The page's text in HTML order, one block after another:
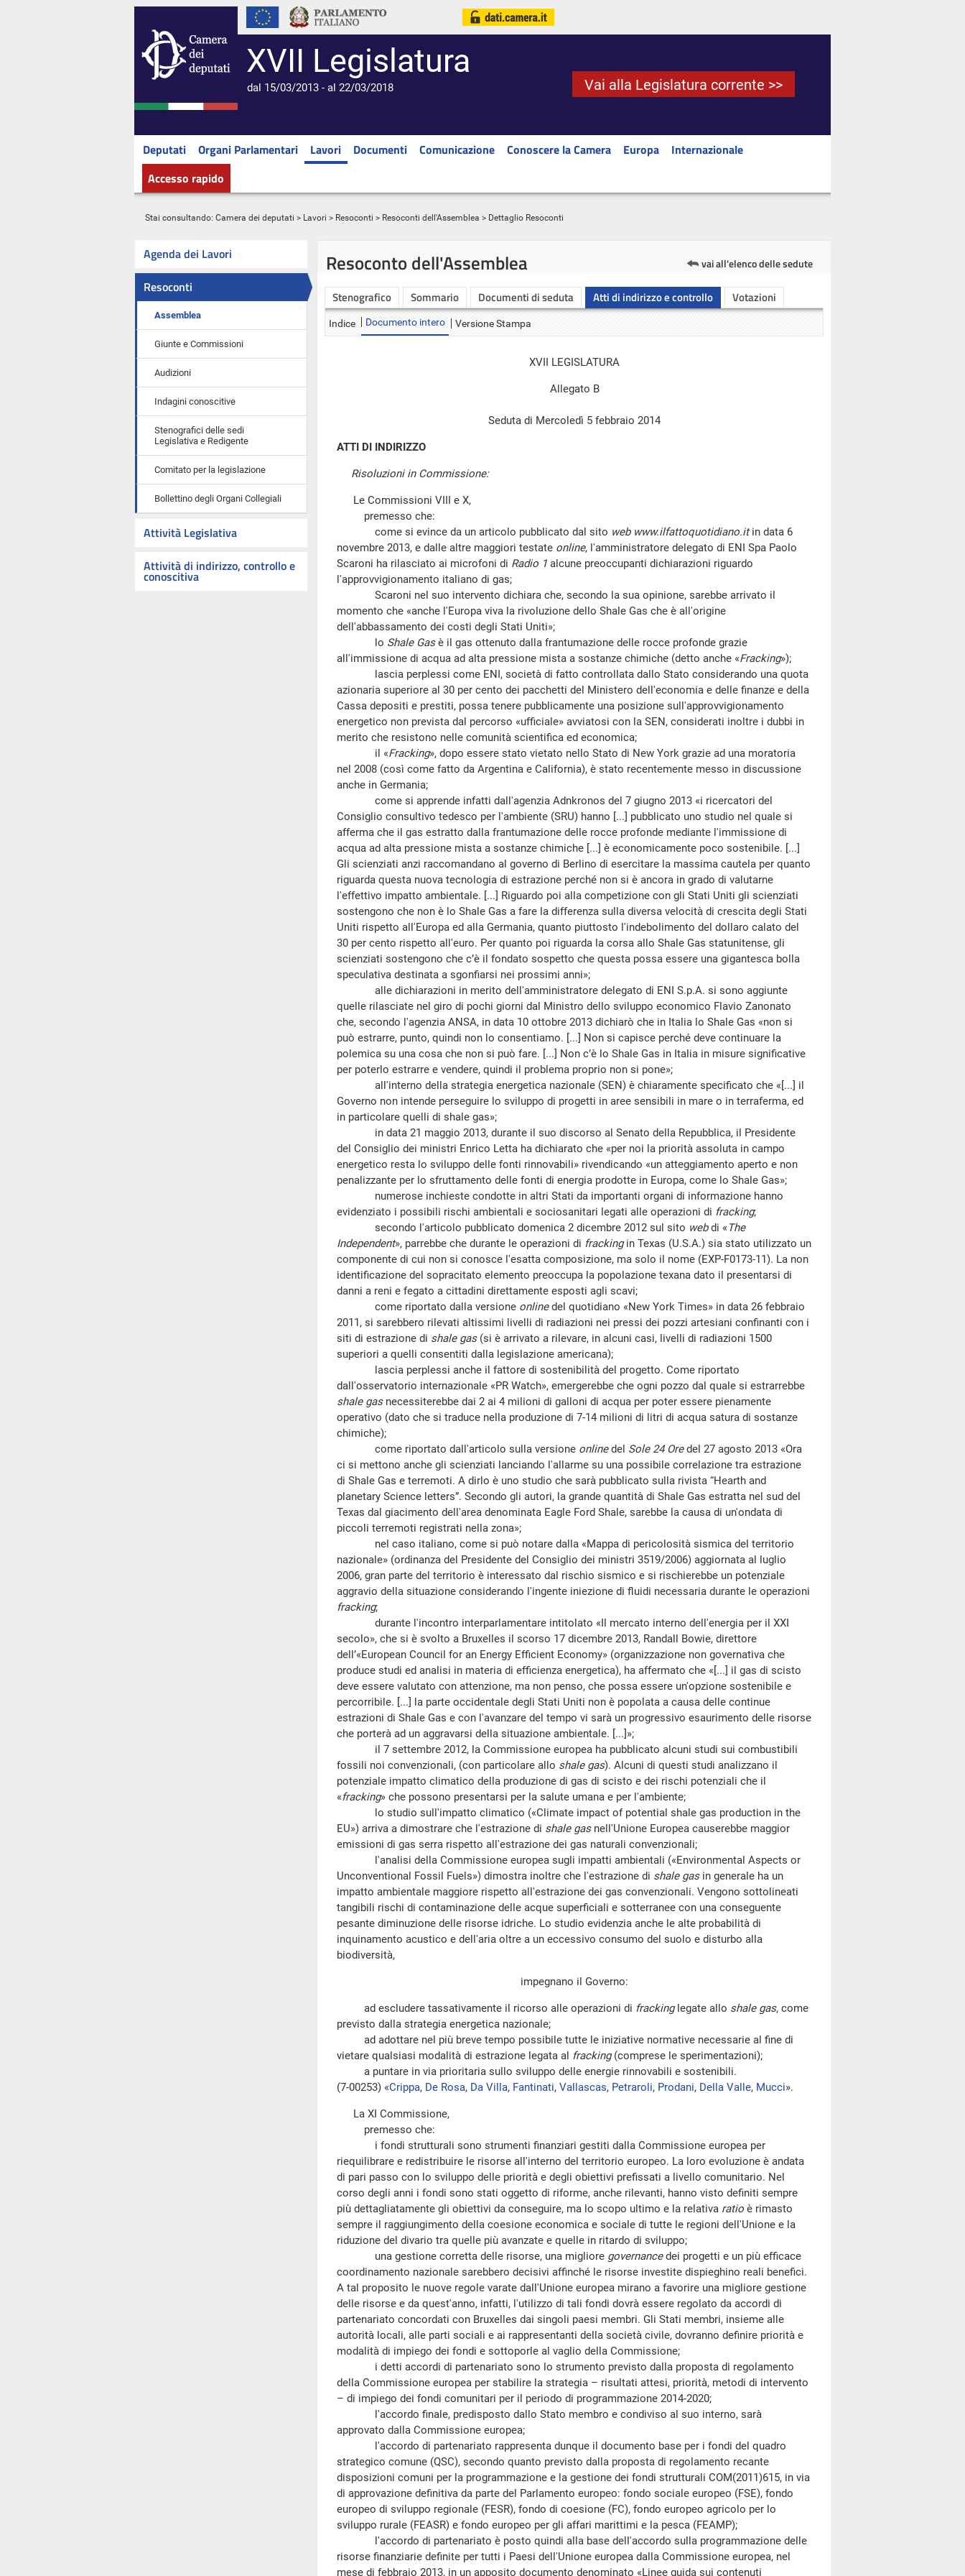
XVII Legislatura
dal 15/03/2013 - al 22/03/2018 Vai alla Legislatura corrente >>
Deputati Organi Parlamentari Lavori Documenti Comunicazione Conoscere la Camera Europa
Internazionale
Accesso rapido
Stai consultando: Camera dei deputati > Lavori > Resoconti > Resoconti dell'Assemblea > Dettaglio Resoconti
Agenda dei Lavori
Resoconti
Assemblea
Giunte e Commissioni
Audizioni
Indagini conoscitive
Stenografici delle sedi
Legislativa e Redigente
Comitato per la legislazione
Bollettino degli Organi Collegiali
Attività Legislativa
Attività di indirizzo, controllo e
conoscitiva
Resoconto dell'Assemblea vai all'elenco delle sedute
Stenografico Sommario Documenti di seduta Atti di indirizzo e controllo Votazioni
Indice Documento intero Versione Stampa
XVII LEGISLATURA
Allegato B
Seduta di Mercoledì 5 febbraio 2014
ATTI DI INDIRIZZO
Risoluzioni in Commissione:
Le Commissioni VIII e X,
premesso che:
come si evince da un articolo pubblicato dal sito web www.ilfattoquotidiano.itin data 6
novembre 2013, e dalle altre maggiori testate online, l'amministratore delegato di ENI Spa Paolo
Scaroni ha rilasciato ai microfoni di Radio 1 alcune preoccupanti dichiarazioni riguardo
l'approvvigionamento italiano di gas;
Scaroni nel suo intervento dichiara che, secondo la sua opinione, sarebbe arrivato il
momento che «anche l'Europa viva la rivoluzione dello Shale Gas che è all'origine
dell'abbassamento dei costi degli Stati Uniti»;
lo Shale Gasè il gas ottenuto dalla frantumazione delle rocce profonde grazie
all'immissione di acqua ad alta pressione mista a sostanze chimiche (detto anche «Fracking»);
lascia perplessi come ENI, società di fatto controllata dallo Stato considerando una quota
azionaria superiore al 30 per cento dei pacchetti del Ministero dell'economia e delle finanze e della
Cassa depositi e prestiti, possa tenere pubblicamente una posizione sull'approvvigionamento
energetico non prevista dal percorso «ufficiale» avviatosi con la SEN, considerati inoltre i dubbi in
merito che resistono nelle comunità scientifica ed economica;
il «Fracking», dopo essere stato vietato nello Stato di New York grazie ad una moratoria
nel 2008 (così come fatto da Argentina e California), è stato recentemente messo in discussione
anche in Germania;
come si apprende infatti dall'agenzia Adnkronos del 7 giugno 2013 «i ricercatori del
Consiglio consultivo tedesco per l'ambiente (SRU) hanno [...] pubblicato uno studio nel quale si
afferma che il gas estratto dalla frantumazione delle rocce profonde mediante l'immissione di
acqua ad alta pressione mista a sostanze chimiche [...] è economicamente poco sostenibile. [...]
Gli scienziati anzi raccomandano al governo di Berlino di esercitare la massima cautela per quanto
riguarda questa nuova tecnologia di estrazione perché non si è ancora in grado di valutarne
l'effettivo impatto ambientale. [...] Riguardo poi alla competizione con gli Stati Uniti gli scienziati
sostengono che non è lo Shale Gas a fare la differenza sulla diversa velocità di crescita degli Stati
Uniti rispetto all'Europa ed alla Germania, quanto piuttosto l'indebolimento del dollaro calato del
30 per cento rispetto all'euro. Per quanto poi riguarda la corsa allo Shale Gas statunitense, gli
scienziati sostengono che c’è il fondato sospetto che questa possa essere una gigantesca bolla
speculativa destinata a sgonfiarsi nei prossimi anni»;
alle dichiarazioni in merito dell'amministratore delegato di ENI S.p.A. si sono aggiunte
quelle rilasciate nel giro di pochi giorni dal Ministro dello sviluppo economico Flavio Zanonato
che, secondo l'agenzia ANSA, in data 10 ottobre 2013 dichiarò che in Italia lo Shale Gas «non si
può estrarre, punto, quindi non lo consentiamo. [...] Non si capisce perché deve continuare la
polemica su una cosa che non si può fare. [...] Non c’è lo Shale Gas in Italia in misure significative
per poterlo estrarre e vendere, quindi il problema proprio non si pone»;
all'interno della strategia energetica nazionale (SEN) è chiaramente specificato che «[...] il
Governo non intende perseguire lo sviluppo di progetti in aree sensibili in mare o in terraferma, ed
in particolare quelli di shale gas»;
in data 21 maggio 2013, durante il suo discorso al Senato della Repubblica, il Presidente
del Consiglio dei ministri Enrico Letta ha dichiarato che «per noi la priorità assoluta in campo
energetico resta lo sviluppo delle fonti rinnovabili» rivendicando «un atteggiamento aperto e non
penalizzante per lo sfruttamento delle fonti di energia prodotte in Europa, come lo Shale Gas»;
numerose inchieste condotte in altri Stati da importanti organi di informazione hanno
evidenziato i possibili rischi ambientali e sociosanitari legati alle operazioni di fracking;
secondo l'articolo pubblicato domenica 2 dicembre 2012 sul sito webdi « The
Independent», parrebbe che durante le operazioni di frackingin Texas (U.S.A.) sia stato utilizzato un
componente di cui non si conosce l'esatta composizione, ma solo il nome (EXP-F0173-11). La non
identificazione del sopracitato elemento preoccupa la popolazione texana dato il presentarsi di
danni a reni e fegato a cittadini direttamente esposti agli scavi;
come riportato dalla versione onlinedel quotidiano «New York Times» in data 26 febbraio
2011, si sarebbero rilevati altissimi livelli di radiazioni nei pressi dei pozzi artesiani confinanti con i
siti di estrazione di shale gas(si è arrivato a rilevare, in alcuni casi, livelli di radiazioni 1500
superiori a quelli consentiti dalla legislazione americana);
lascia perplessi anche il fattore di sostenibilità del progetto. Come riportato
dall'osservatorio internazionale «PR Watch», emergerebbe che ogni pozzo dal quale si estrarrebbe
shale gasnecessiterebbe dai 2 ai 4 milioni di galloni di acqua per poter essere pienamente
operativo (dato che si traduce nella produzione di 7-14 milioni di litri di acqua satura di sostanze
chimiche);
come riportato dall'articolo sulla versione onlinedel Sole 24 Oredel 27 agosto 2013 «Ora
ci si mettono anche gli scienziati lanciando l'allarme su una possibile correlazione tra estrazione
di Shale Gas e terremoti. A dirlo è uno studio che sarà pubblicato sulla rivista “Hearth and
planetary Science letters”. Secondo gli autori, la grande quantità di Shale Gas estratta nel sud del
Texas dal giacimento dell'area denominata Eagle Ford Shale, sarebbe la causa di un'ondata di
piccoli terremoti registrati nella zona»;
nel caso italiano, come si può notare dalla «Mappa di pericolosità sismica del territorio
nazionale» (ordinanza del Presidente del Consiglio dei ministri 3519/2006) aggiornata al luglio
2006, gran parte del territorio è interessato dal rischio sismico e si rischierebbe un potenziale
aggravio della situazione considerando l'ingente iniezione di fluidi necessaria durante le operazioni
fracking;
durante l'incontro interparlamentare intitolato «Il mercato interno dell'energia per il XXI
secolo», che si è svolto a Bruxelles il scorso 17 dicembre 2013, Randall Bowie, direttore
dell’«European Council for an Energy Efficient Economy» (organizzazione non governativa che
produce studi ed analisi in materia di efficienza energetica), ha affermato che «[...] il gas di scisto
deve essere valutato con attenzione, ma non penso, che possa essere un'opzione sostenibile e
percorribile. [...] la parte occidentale degli Stati Uniti non è popolata a causa delle continue
estrazioni di Shale Gas e con l'avanzare del tempo vi sarà un progressivo esaurimento delle risorse
che porterà ad un aggravarsi della situazione ambientale. [...]»;
il 7 settembre 2012, la Commissione europea ha pubblicato alcuni studi sui combustibili
fossili noi convenzionali, (con particolare allo shale gas). Alcuni di questi studi analizzano il
potenziale impatto climatico della produzione di gas di scisto e dei rischi potenziali che il
«fracking» che possono presentarsi per la salute umana e per l'ambiente;
lo studio sull'impatto climatico («Climate impact of potential shale gas production in the
EU») arriva a dimostrare che l'estrazione di shale gas nell'Unione Europea causerebbe maggior
emissioni di gas serra rispetto all'estrazione dei gas naturali convenzionali;
l'analisi della Commissione europea sugli impatti ambientali («Environmental Aspects or
Unconventional Fossil Fuels») dimostra inoltre che l'estrazione di shale gasin generale ha un
impatto ambientale maggiore rispetto all'estrazione dei gas convenzionali. Vengono sottolineati
tangibili rischi di contaminazione delle acque superficiali e sotterranee con una conseguente
pesante diminuzione delle risorse idriche. Lo studio evidenzia anche le alte probabilità di
inquinamento acustico e dell'aria oltre a un eccessivo consumo del suolo e disturbo alla
biodiversità,
impegnano il Governo:
ad escludere tassativamente il ricorso alle operazioni di frackinglegate allo shale gas, come
previsto dalla strategia energetica nazionale;
ad adottare nel più breve tempo possibile tutte le iniziative normative necessarie al fine di
vietare qualsiasi modalità di estrazione legata al fracking(comprese le sperimentazioni);
a puntare in via prioritaria sullo sviluppo delle energie rinnovabili e sostenibili.
(7-00253) «Crippa, De Rosa, Da Villa, Fantinati, Vallascas, Petraroli, Prodani, Della Valle, Mucci».
La XI Commissione,
premesso che:
i fondi strutturali sono strumenti finanziari gestiti dalla Commissione europea per
riequilibrare e redistribuire le risorse all'interno del territorio europeo. La loro evoluzione è andata
di pari passo con lo sviluppo delle priorità e degli obiettivi prefissati a livello comunitario. Nel
corso degli anni i fondi sono stati oggetto di riforme, anche rilevanti, hanno visto definiti sempre
più dettagliatamente gli obiettivi da conseguire, ma lo scopo ultimo e la relativa ratio è rimasto
sempre il raggiungimento della coesione economica e sociale di tutte le regioni dell'Unione e la
riduzione del divario tra quelle più avanzate e quelle in ritardo di sviluppo;
una gestione corretta delle risorse, una migliore governancedei progetti e un più efficace
coordinamento nazionale sarebbero decisivi affinché le risorse investite dispieghino reali benefici.
A tal proposito le nuove regole varate dall'Unione europea mirano a favorire una migliore gestione
delle risorse e da quest'anno, infatti, l'utilizzo di tali fondi dovrà essere regolato da accordi di
partenariato concordati con Bruxelles dai singoli paesi membri. Gli Stati membri, insieme alle
autorità locali, alle parti sociali e ai rappresentanti della società civile, dovranno definire priorità e
modalità di impiego dei fondi e sottoporle al vaglio della Commissione;
i detti accordi di partenariato sono lo strumento previsto dalla proposta di regolamento
della Commissione europea per stabilire la strategia – risultati attesi, priorità, metodi di intervento
– di impiego dei fondi comunitari per il periodo di programmazione 2014-2020;
l'accordo finale, predisposto dallo Stato membro e condiviso al suo interno, sarà
approvato dalla Commissione europea;
l'accordo di partenariato rappresenta dunque il documento base per i fondi del quadro
strategico comune (QSC), secondo quanto previsto dalla proposta di regolamento recante
disposizioni comuni per la programmazione e la gestione dei fondi strutturali COM(2011)615, in via
di approvazione definitiva da parte del Parlamento europeo: fondo sociale europeo (FSE), fondo
europeo di sviluppo regionale (FESR), fondo di coesione (FC), fondo europeo agricolo per lo
sviluppo rurale (FEASR) e fondo europeo per gli affari marittimi e la pesca (FEAMP);
l'accordo di partenariato è posto quindi alla base dell'accordo sulla programmazione delle
risorse finanziarie definite per tutti i Paesi dell'Unione europea dalla Commissione europea, nel
mese di febbraio 2013, in un apposito documento denominato «Linee guida sui contenuti